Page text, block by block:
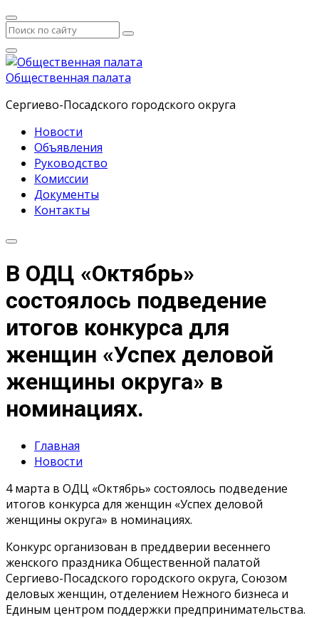
Общественная палата
Сергиево-Посадского городского округа
Новости
Объявления
Руководство
Комиссии
Документы
Контакты
В ОДЦ «Октябрь»
состоялось подведение
итогов конкурса для
женщин «Успех деловой
женщины округа» в
номинациях.
Главная
Новости
4 марта в ОДЦ «Октябрь» состоялось подведение
итогов конкурса для женщин «Успех деловой
женщины округа» в номинациях.
Конкурс организован в преддверии весеннего
женского праздника Общественной палатой
Сергиево-Посадского городского округа, Союзом
деловых женщин, отделением Нежного бизнеса и
Единым центром поддержки предпринимательства.